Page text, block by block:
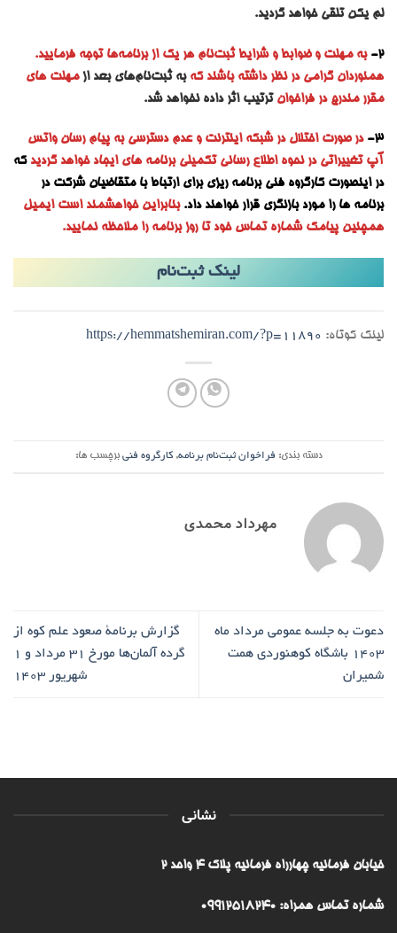
لم یکن تلقی خواهد گردید.
2- به مهلت و ضوابط و شرایط ثبت‌نام هر یک از برنامه‌ها توجه فرمایید.
همنوردان گرامی در نظر داشته باشند که به ثبت‌نام‌های بعد ازمهلت های
مقرر مندرج در فراخوانترتیب اثر داده نخواهد شد.
3-
در صورت اختلال در شبکه اینترنت و عدم دسترسی به پیام رسان واتس
آپ تغییراتی در نحوه اطلاع رسانی تکمیلی برنامه های ایجاد خواهد گردید که
در اینصورت کارگروه فنی برنامه ریزی برای ارتباط با متقاضیان شرکت در
برنامه ها را مورد بازنگری قرار خواهند داد. بنابراین خواهشمند است ایمیل
همچنین پیامک شماره تماس خود تا روز برنامه را ملاحظه نمایید.
لینک ثبت‌نام
لینک کوتاه: https://hemmatshemiran.com/?p=11890
دسته بندی: فراخوان ثبت‌نام برنامه,کارگروه فنی برچسب ها:
مهرداد محمدی
دعوت به جلسه عمومی مرداد ماه
1403 باشگاه کوهنوردی همت
شمیران
گزارش برنامۀ صعود علم کوه از
گرده آلمان‌ها مورخ ۳۱ مرداد و ۱
شهریور ۱۴۰۳
نشانی
خیابان فرمانیه چهارراه فرمانیه پلاک ۴ واحد ۲
شماره تماس همراه: 09912518240